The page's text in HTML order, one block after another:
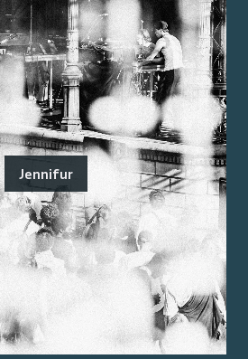
Jennifur